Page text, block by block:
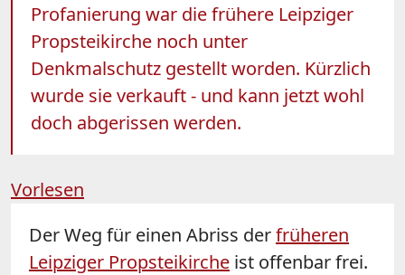
Profanierung war die frühere Leipziger
Propsteikirche noch unter
Denkmalschutz gestellt worden. Kürzlich
wurde sie verkauft - und kann jetzt wohl
doch abgerissen werden.
Vorlesen
Der Weg für einen Abriss derfrüheren
Leipziger Propsteikirche ist offenbar frei.